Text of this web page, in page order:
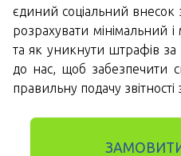
єдиний соціальний внесок
розрахувати мінімальний
та як уникнути штрафів за
до нас, щоб забезпечити
правильну подачу